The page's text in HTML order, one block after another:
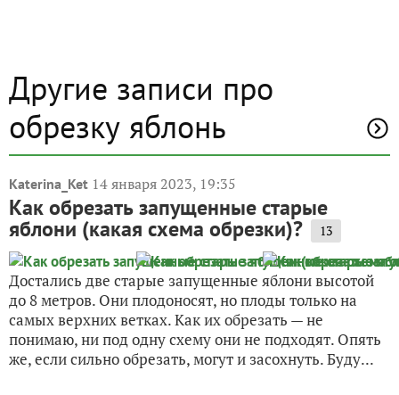
Другие записи про
обрезку яблонь
Katerina_Ket 14 января 2023, 19:35
Как обрезать запущенные старые
яблони (какая схема обрезки)? 13
Достались две старые запущенные яблони высотой
до 8 метров. Они плодоносят, но плоды только на
самых верхних ветках. Как их обрезать — не
понимаю, ни под одну схему они не подходят. Опять
же, если сильно обрезать, могут и засохнуть. Буду...